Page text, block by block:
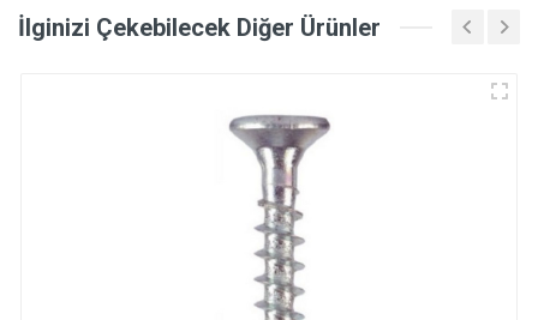
İlginizi Çekebilecek Diğer Ürünler